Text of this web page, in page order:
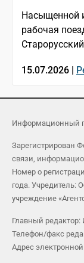
Насыщенной
рабочая
15.07.2026 |
Информационный
Зарегистрирован
связи,
Номер о
года. Учредитель:
учреждение
Главный редактор:
Телефон/факс
Адрес